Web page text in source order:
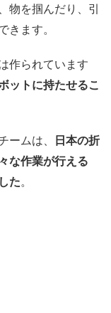
物を掴んだり、引
きます。
作られています
ットに持たせるこ
ームは、 日本の折
な作業が行える
た。